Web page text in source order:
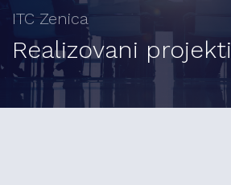
ITC Zenica
Realizovani projekti